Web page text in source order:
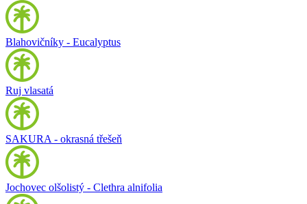
Blahovičníky - Eucalyptus
Ruj vlasatá
SAKURA - okrasná třešeň
Jochovec olšolistý - Clethra alnifolia